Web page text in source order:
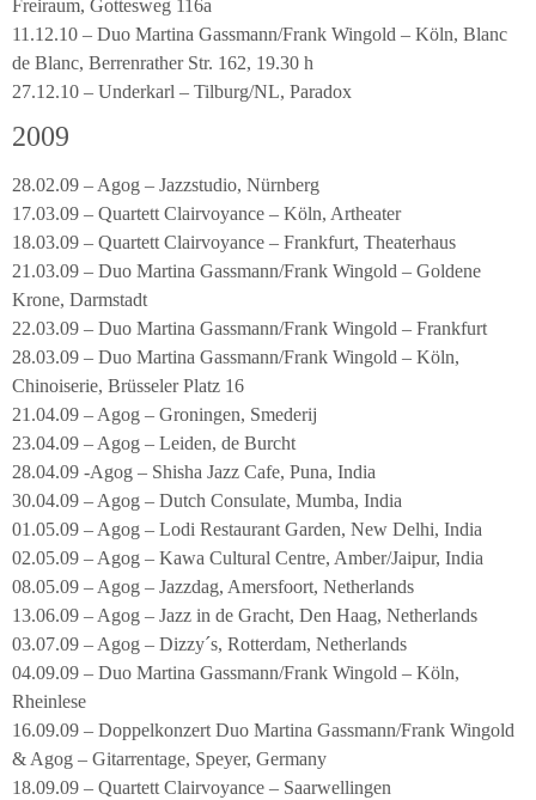
Freiraum, Gottesweg 116a
11.12.10 – Duo Martina Gassmann/Frank Wingold – Köln, Blanc
de Blanc, Berrenrather Str. 162, 19.30 h
27.12.10 – Underkarl – Tilburg/NL, Paradox
2009
28.02.09 – Agog – Jazzstudio, Nürnberg
17.03.09 – Quartett Clairvoyance – Köln, Artheater
18.03.09 – Quartett Clairvoyance – Frankfurt, Theaterhaus
21.03.09 – Duo Martina Gassmann/Frank Wingold – Goldene
Krone, Darmstadt
22.03.09 – Duo Martina Gassmann/Frank Wingold – Frankfurt
28.03.09 – Duo Martina Gassmann/Frank Wingold – Köln,
Chinoiserie, Brüsseler Platz 16
21.04.09 – Agog – Groningen, Smederij
23.04.09 – Agog – Leiden, de Burcht
28.04.09 -Agog – Shisha Jazz Cafe, Puna, India
30.04.09 – Agog – Dutch Consulate, Mumba, India
01.05.09 – Agog – Lodi Restaurant Garden, New Delhi, India
02.05.09 – Agog – Kawa Cultural Centre, Amber/Jaipur, India
08.05.09 – Agog – Jazzdag, Amersfoort, Netherlands
13.06.09 – Agog – Jazz in de Gracht, Den Haag, Netherlands
03.07.09 – Agog – Dizzy´s, Rotterdam, Netherlands
04.09.09 – Duo Martina Gassmann/Frank Wingold – Köln,
Rheinlese
16.09.09 – Doppelkonzert Duo Martina Gassmann/Frank Wingold
& Agog – Gitarrentage, Speyer, Germany
18.09.09 – Quartett Clairvoyance – Saarwellingen